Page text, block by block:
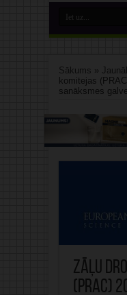
Sākums »
komitejas
sanāksmes
Zāļu
(PRAC)